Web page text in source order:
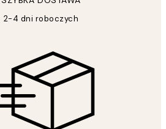
2-4 dni roboczych